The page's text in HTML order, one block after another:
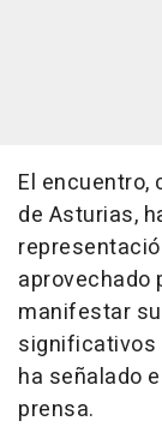
El encuentro,
de Asturias,
aprovechado
manifestar
significativos
ha señalado
prensa.